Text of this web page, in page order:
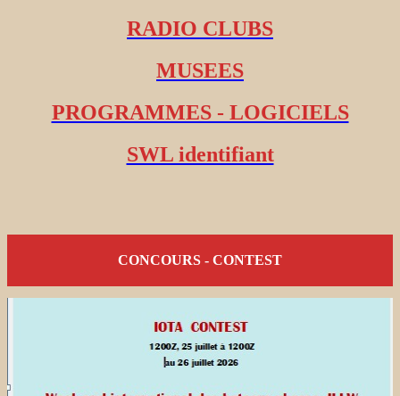
RADIO CLUBS
MUSEES
PROGRAMMES - LOGICIELS
SWL identifiant
CONCOURS - CONTEST